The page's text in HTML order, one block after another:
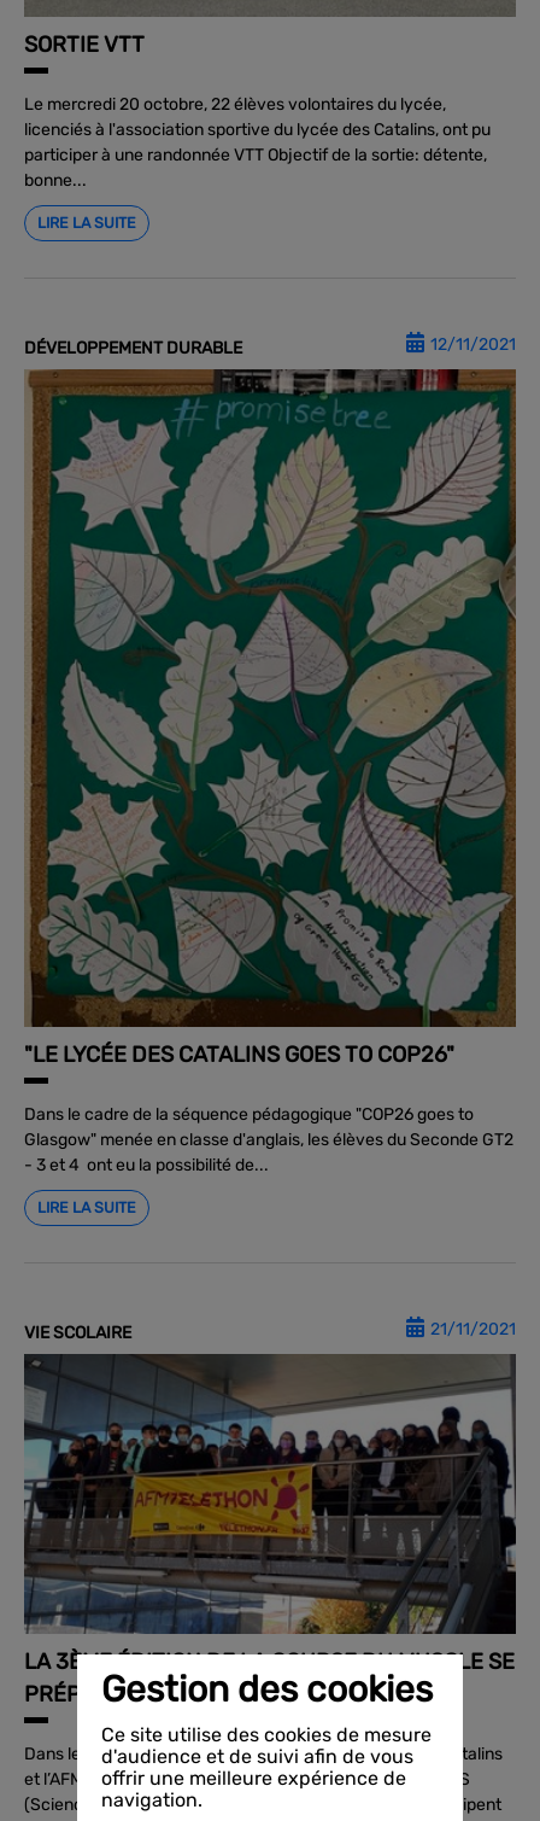
SORTIE VTT
Le mercredi 20 octobre, 22 élèves volontaires du lycée,
licenciés à l'association sportive du lycée des Catalins, ont pu
participer à une randonnée VTT Objectif de la sortie: détente,
bonne...
LIRE LA SUITE
DÉVELOPPEMENT DURABLE 12/11/2021
"LE LYCÉE DES CATALINS GOES TO COP26"
Dans le cadre de la séquence pédagogique "COP26 goes to
Glasgow" menée en classe d'anglais, les élèves du Seconde GT2
- 3 et 4 ont eu la possibilité de...
LIRE LA SUITE
VIE SCOLAIRE 21/11/2021
LA 3ÈME ÉDITION DE LA COURSE DU MUSCLE SE
PRÉPARE.
Dans le cadre d’un partenariat signé entre le lycée des Catalins
et l’AFM-téléthon, 35 élèves volontaires de terminale ST2S
(Sciences et Technologies de la Santé et du Social) participent
Gestion des cookies
Ce site utilise des cookies de mesure
d'audience et de suivi afin de vous
offrir une meilleure expérience de
navigation.